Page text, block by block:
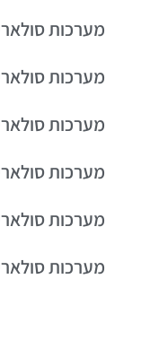
מערכות
מערכות
מערכות
מערכות
מערכות
מערכות